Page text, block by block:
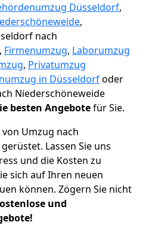
Düsseldorf,
,
nach
Firmenumzug, Laborumzug
, Privatumzug
in Düsseldorfoder
Niederschöneweide
besten Angebotefür Sie.
Umzug nach
Lassen Sie uns
und die Kosten zu
sich auf Ihren neuen
können. Zögern Sie nicht
und